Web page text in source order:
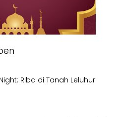
Riba di Tanah Leluhur